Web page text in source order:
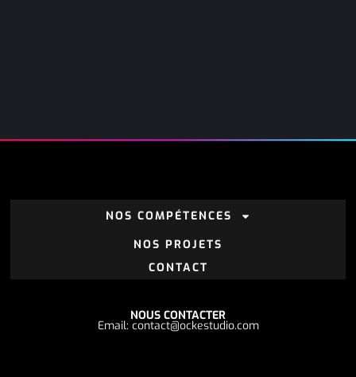
NOS COMPÉTENCES
NOS PROJETS
CONTACT
NOUS CONTACTER
Email: contact@ockestudio.com